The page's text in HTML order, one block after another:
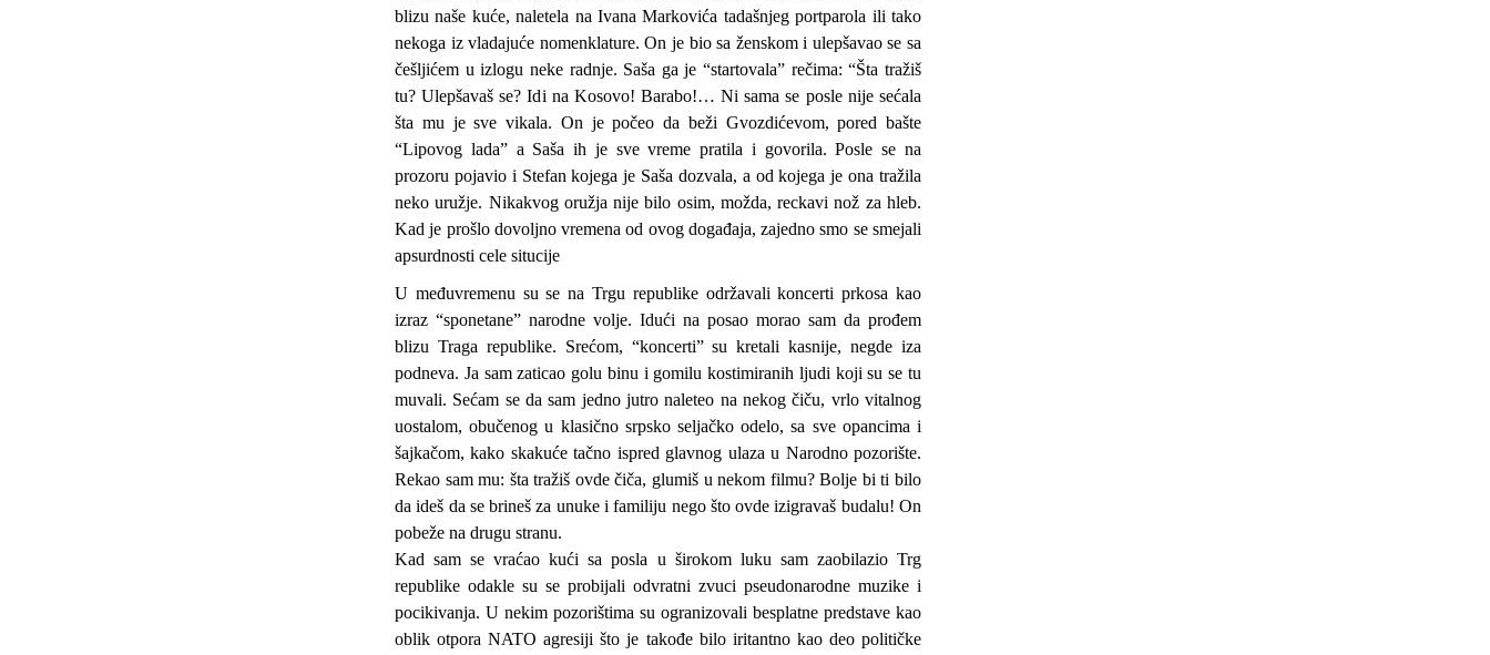
blizu naše kuće, naletela na Ivana Markovića tadašnjeg portparola ili tako
nekoga iz vladajuće nomenklature. On je bio sa ženskom i ulepšavao se sa
češljićem u izlogu neke radnje. Saša ga je “startovala” rečima: “Šta tražiš
tu? Ulepšavaš se? Idi na Kosovo! Barabo!… Ni sama se posle nije sećala
šta mu je sve vikala. On je počeo da beži Gvozdićevom, pored bašte
“Lipovog lada” a Saša ih je sve vreme pratila i govorila. Posle se na
prozoru pojavio i Stefan kojega je Saša dozvala, a od kojega je ona tražila
neko uružje. Nikakvog oružja nije bilo osim, možda, reckavi nož za hleb.
Kad je prošlo dovoljno vremena od ovog događaja, zajedno smo se smejali
apsurdnosti cele situcije
U međuvremenu su se na Trgu republike održavali koncerti prkosa kao
izraz “sponetane” narodne volje. Idući na posao morao sam da prođem
blizu Traga republike. Srećom, “koncerti” su kretali kasnije, negde iza
podneva. Ja sam zaticao golu binu i gomilu kostimiranih ljudi koji su se tu
muvali. Sećam se da sam jedno jutro naleteo na nekog čiču, vrlo vitalnog
uostalom, obučenog u klasično srpsko seljačko odelo, sa sve opancima i
šajkačom, kako skakuće tačno ispred glavnog ulaza u Narodno pozorište.
Rekao sam mu: šta tražiš ovde čiča, glumiš u nekom filmu? Bolje bi ti bilo
da ideš da se brineš za unuke i familiju nego što ovde izigravaš budalu! On
pobeže na drugu stranu.
Kad sam se vraćao kući sa posla u širokom luku sam zaobilazio Trg
republike odakle su se probijali odvratni zvuci pseudonarodne muzike i
pocikivanja. U nekim pozorištima su ogranizovali besplatne predstave kao
oblik otpora NATO agresiji što je takođe bilo iritantno kao deo političke